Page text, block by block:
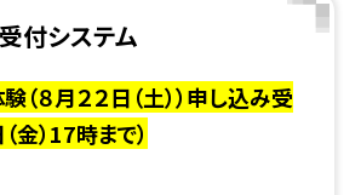
付システム
８月２２日（土））申し込み受
金）17時まで）